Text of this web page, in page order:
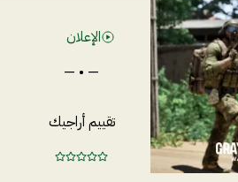
الإعلان
— • —
تقييم أراجيك